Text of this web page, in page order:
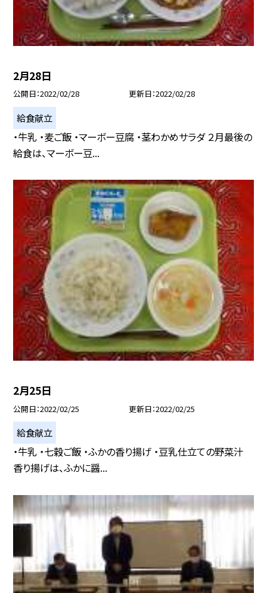
2月28日
公開日 2022/02/28 更新日 2022/02/28
給食献立
・牛乳 ・麦ご飯 ・マーボー豆腐 ・茎わかめサラダ ２月最後の
給食は、マーボー豆...
2月25日
公開日 2022/02/25 更新日 2022/02/25
給食献立
・牛乳 ・七穀ご飯 ・ふかの香り揚げ ・豆乳仕立ての野菜汁
香り揚げは、ふかに醤...